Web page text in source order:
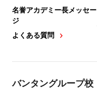
名誉アカデミー長メッセー
ジ
よくある質問
バンタングループ校